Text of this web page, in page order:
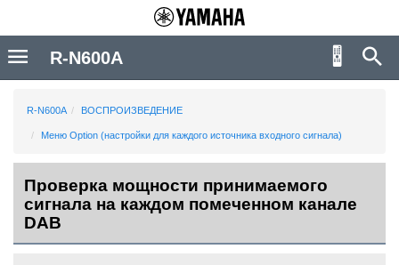
R-N600A ВОСПРОИЗВЕДЕНИЕ
Меню Оption (настройки для каждого источника входного сигнала)
Проверка мощности принимаемого
сигнала на каждом помеченном канале
DAB
R-N600A